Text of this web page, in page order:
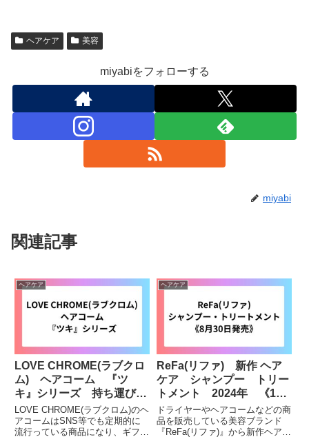
ヘアケア 美容
miyabiをフォローする
miyabi
関連記事
ヘアケア
LOVE CHROME(ラブクロ
ム) ヘアコーム 『ツ
キ』シリーズ 持ち運び
くし プレゼントにもお
すすめ◎
LOVE CHROME(ラブクロム)のヘ
アコームはSNS等でも定期的に
流行っている商品になり、ギフ
ヘアケア
ReFa(リファ) 新作 ヘア
ケア シャンプー トリー
トメント 2024年 《11
月29日発売》《8月30日発
売》
ドライヤーやヘアコームなどの商
品を販売している美容ブランド
『ReFa(リファ)』から新作ヘアケ